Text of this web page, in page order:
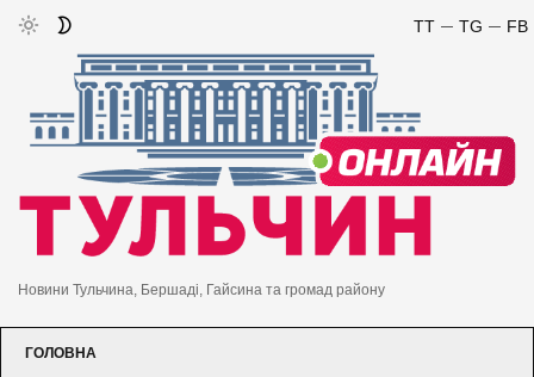
FB
TG
TT
Новини Тульчина, Бершаді, Гайсина та громад району
ГОЛОВНА